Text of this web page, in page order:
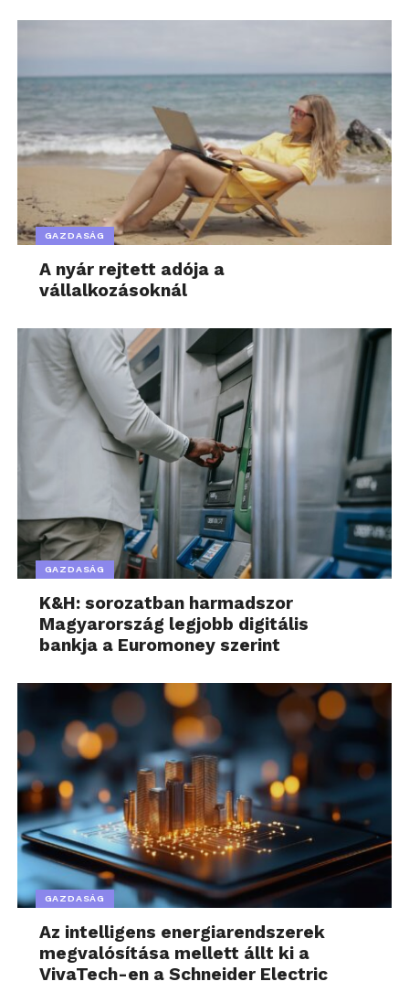
GAZDASÁG
A nyár rejtett adója a
vállalkozásoknál
GAZDASÁG
K&H: sorozatban harmadszor
Magyarország legjobb digitális
bankja a Euromoney szerint
GAZDASÁG
Az intelligens energiarendszerek
megvalósítása mellett állt ki a
VivaTech-en a Schneider Electric